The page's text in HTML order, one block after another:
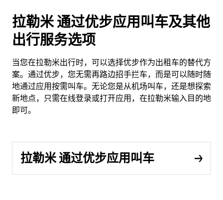
拉勒米 通过优步应用叫车及其他
出行服务选项
当您在拉勒米出行时，可以选择优步作为出租车的替代方
案。通过优步，您无需再路边招手拦车，而是可以随时随
地通过应用按需叫车。无论您是从机场叫车，还是想探索
新地点，只需在线登录或打开应用，在拉勒米输入目的地
即可。
拉勒米 通过优步应用叫车